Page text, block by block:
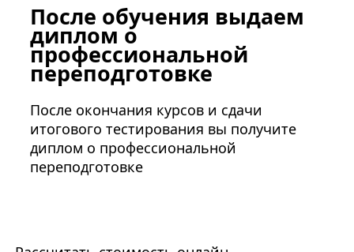
После обучения выдаем
диплом о
профессиональной
переподготовке
После окончания курсов и сдачи
итогового тестирования вы получите
диплом о профессиональной
переподготовке